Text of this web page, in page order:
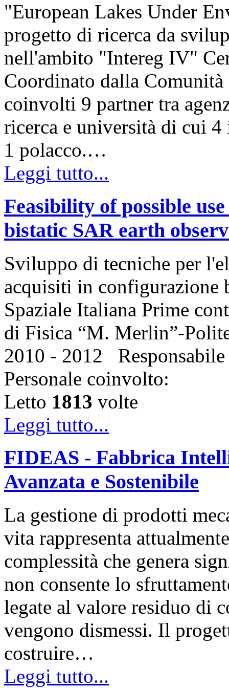
"European Lakes Under
progetto di ricerca da
nell'ambito "Intereg IV"
Coordinato dalla
coinvolti 9 partner tra
ricerca e università di cui
1 polacco.…
Leggi tutto...
Feasibility of possible
bistatic SAR earth
Sviluppo di tecniche per
acquisiti in configurazione
Spaziale Italiana Prime
di Fisica “M. Merlin”-
2010 - 2012
Personale coinvolto:
Letto 1813 volte
Leggi tutto...
FIDEAS - Fabbrica
Avanzata e Sostenibile
La gestione di prodotti
vita rappresenta
complessità che genera
non consente lo
legate al valore residuo di
vengono dismessi. Il
costruire…
Leggi tutto...